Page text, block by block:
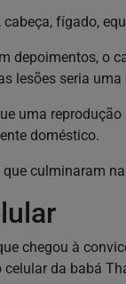
cabeça, fígado,
depoimentos, o
lesões seria uma
uma
doméstico.
que culminaram
chegou à
da babá